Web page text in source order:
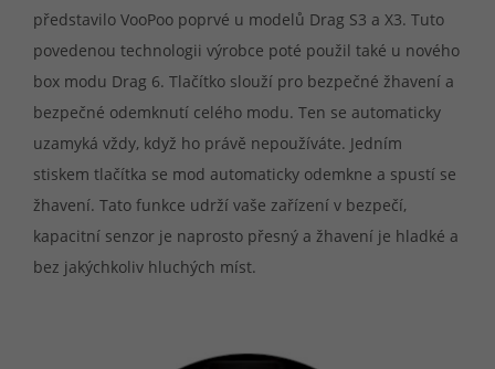
představilo VooPoo poprvé u modelů Drag S3 a X3. Tuto
povedenou technologii výrobce poté použil také u nového
box modu Drag 6. Tlačítko slouží pro bezpečné žhavení a
bezpečné odemknutí celého modu. Ten se automaticky
uzamyká vždy, když ho právě nepoužíváte. Jedním
stiskem tlačítka se mod automaticky odemkne a spustí se
žhavení. Tato funkce udrží vaše zařízení v bezpečí,
kapacitní senzor je naprosto přesný a žhavení je hladké a
bez jakýchkoliv hluchých míst.